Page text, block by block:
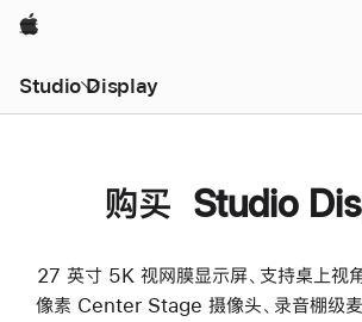
Apple
Studio Display
购买 Studio
27 英寸 5K 视网膜显示屏、支持桌上视
像素 Center Stage 摄像头、录音棚级麦